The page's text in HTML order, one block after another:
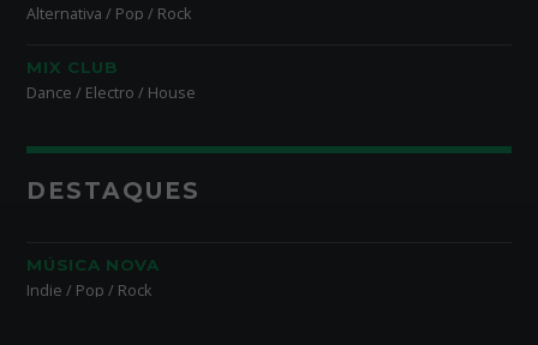
Alternativa / Pop / Rock
MIX CLUB
Dance / Electro / House
DESTAQUES
MÚSICA NOVA
Indie / Pop / Rock